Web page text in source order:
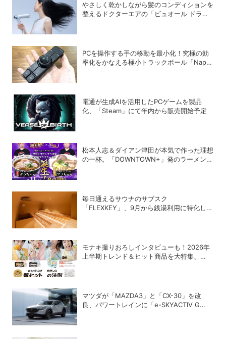
やさしく乾かしながら髪のコンディションを
整えるドクターエアの「ビュオール ドライ
PCを操作する手の移動を最小化！究極の効
率化をかなえる極小トラックボール「Nape
電通が生成AIを活用したPCゲームを製品
化、「Steam」にて年内から販売開始予定
松本人志＆ダイアン津田が本気で作った理想
の一杯。「DOWNTOWN+」発のラーメンを
毎日通えるサウナのサブスク
「FLEXKEY」、9月から銭湯利用に特化した
モナキ撮りおろしインタビューも！2026年
上半期トレンド＆ヒット商品を大特集、
マツダが「MAZDA3」と「CX-30」を改
良、パワートレインに「e-SKYACTIV G